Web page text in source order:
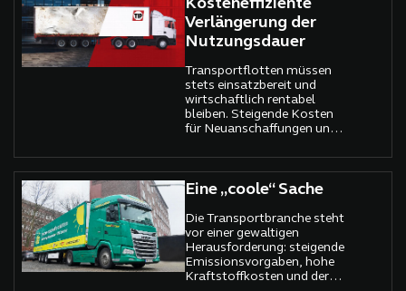
Kosteneffiziente
Verlängerung der
Nutzungsdauer
Transportflotten müssen
stets einsatzbereit und
wirtschaftlich rentabel
bleiben. Steigende Kosten
für Neuanschaffungen und
Wettbewerbsdruck
erfordern innovative
Lösungen. Ein
ist das Refurbishment – ein
nachhaltiger und
kosteneffizienter Weg, um
die Lebensdauer von
Aufliegern zu verlängern. Die
Eine „coole“ Sache
Die Transportbranche steht
vor einer gewaltigen
Herausforderung: steigende
Emissionsvorgaben, hohe
Kraftstoffkosten und der